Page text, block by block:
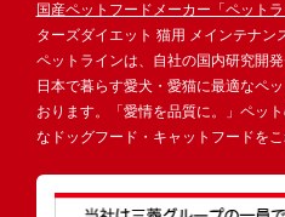
国産ペットフードメーカー「ペットラ
ターズダイエット 猫用 メインテナ
ペットラインは、自社の国内研究開
日本で暮らす愛犬・愛猫に最適なペ
おります。「愛情を品質に。」ペッ
なドッグフード・キャットフードを